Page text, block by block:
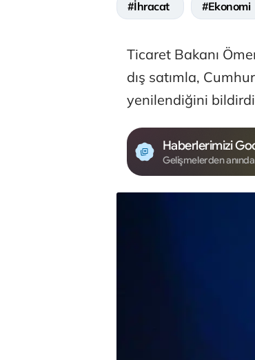
#İhracat #Ekonomi
Ticaret Bakanı
dış satımla,
yenilendiğini
Haberlerimizi
Gelişmelerden